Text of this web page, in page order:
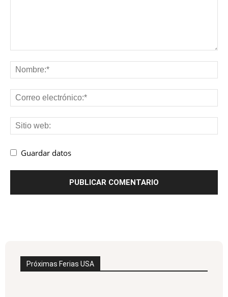
Guardar datos
Próximas Ferias USA